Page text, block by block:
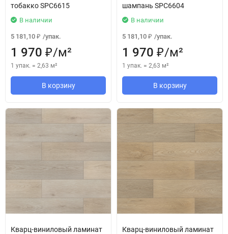
тобакко SPC6615
В наличии
5 181,10 ₽ /упак.
1 970 ₽/м²
1 упак. = 2,63 м²
В корзину
шампань SPC6604
В наличии
5 181,10 ₽ /упак.
1 970 ₽/м²
1 упак. = 2,63 м²
В корзину
Кварц-виниловый ламинат
Кварц-виниловый ламинат